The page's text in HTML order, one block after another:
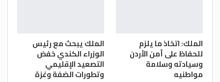
الملك: اتخاذ ما يلزم
للحفاظ على أمن الأردن
وسيادته وسلامة
مواطنيه
الملك يبحث مع رئيس
الوزراء الكندي خفض
التصعيد الإقليمي
وتطورات الضفة وغزة